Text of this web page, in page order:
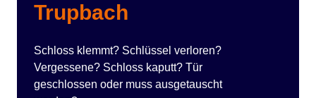
Trupbach
Schloss klemmt? Schlüssel verloren?
Vergessene? Schloss kaputt? Tür
geschlossen oder muss ausgetauscht